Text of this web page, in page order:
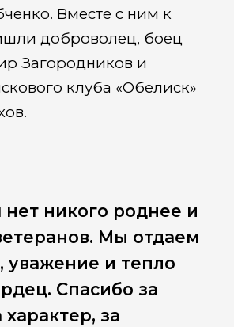
Вместе с ним к
доброволец, боец
Загородников и
клуба «Обелиск»
нет никого роднее и
Мы отдаем
уважение и тепло
Спасибо за
за